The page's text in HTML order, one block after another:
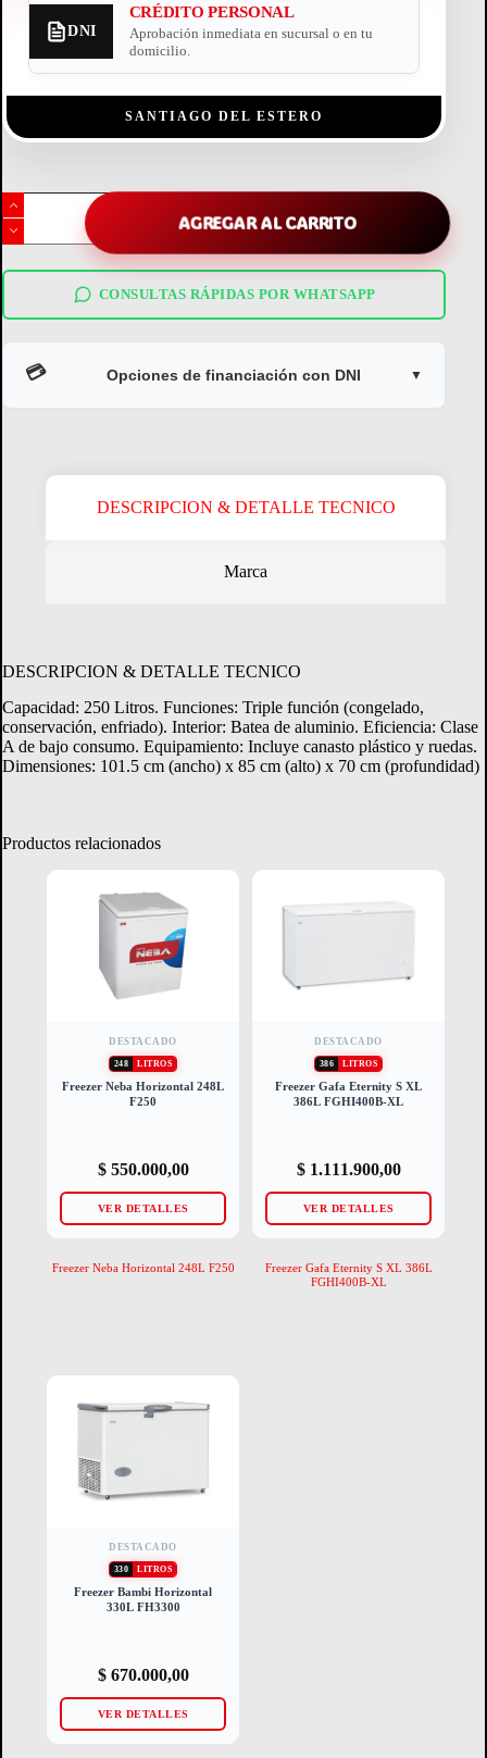
DNI
CRÉDITO PERSONAL
Aprobación inmediata en sucursal o en tu
domicilio.
SANTIAGO DEL ESTERO
Freezer
Bambi
Horizontal
FH2600
AGREGAR AL CARRITO
CONSULTAS RÁPIDAS POR WHATSAPP
💳 Opciones de financiación con DNI ▼
CONSULTAR MARGEN
DESCRIPCION & DETALLE TECNICO
Marca
DESCRIPCION & DETALLE TECNICO
Capacidad: 250 Litros. Funciones: Triple función (congelado,
conservación, enfriado). Interior: Batea de aluminio. Eficiencia: Clase
A de bajo consumo. Equipamiento: Incluye canasto plástico y ruedas.
Dimensiones: 101.5 cm (ancho) x 85 cm (alto) x 70 cm (profundidad)
Productos relacionados
DESTACADO
248 LITROS
Freezer Neba Horizontal 248L
F250
$550.000,00
VER DETALLES
Freezer Neba Horizontal 248L F250
DESTACADO
386 LITROS
Freezer Gafa Eternity S XL
386L FGHI400B-XL
$1.111.900,00
VER DETALLES
Freezer Gafa Eternity S XL 386L
FGHI400B-XL
DESTACADO
330 LITROS
Freezer Bambi Horizontal
330L FH3300
$670.000,00
VER DETALLES